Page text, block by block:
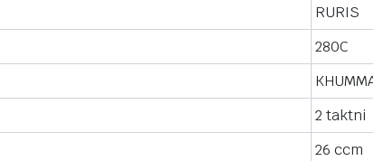
RURIS
280C
2 taktni
26 ccm